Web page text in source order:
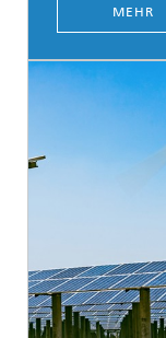
MEHR